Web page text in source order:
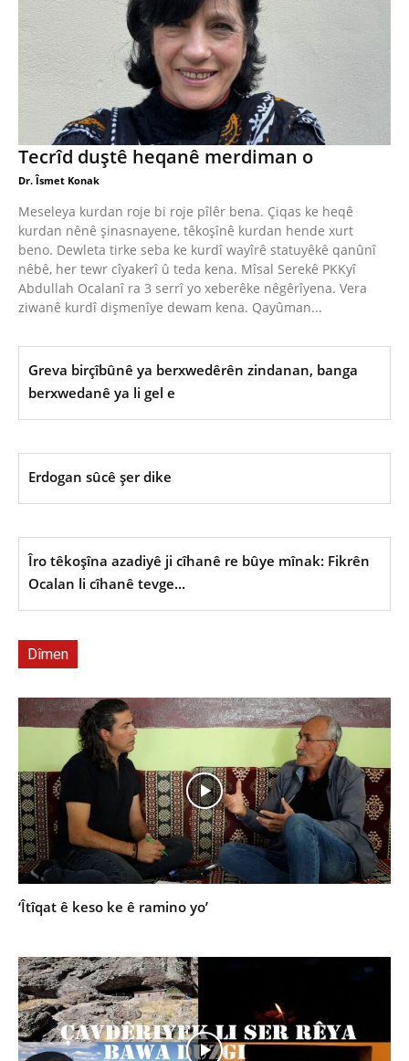
Tecrîd duştê heqanê merdiman o
Dr. Îsmet Konak
Meseleya kurdan roje bi roje pîlêr bena. Çiqas ke heqê
kurdan nênê şinasnayene, têkoşînê kurdan hende xurt
beno. Dewleta tirke seba ke kurdî wayîrê statuyêkê qanûnî
nêbê, her tewr cîyakerî û teda kena. Mîsal Serekê PKKyî
Abdullah Ocalanî ra 3 serrî yo xeberêke nêgêrîyena. Vera
ziwanê kurdî dişmenîye dewam kena. Qayûman...
Greva birçîbûnê ya berxwedêrên zindanan, banga
berxwedanê ya li gel e
Erdogan sûcê şer dike
Îro têkoşîna azadiyê ji cîhanê re bûye mînak: Fikrên
Ocalan li cîhanê tevge...
Dîmen
‘Îtîqat ê keso ke ê ramino yo’